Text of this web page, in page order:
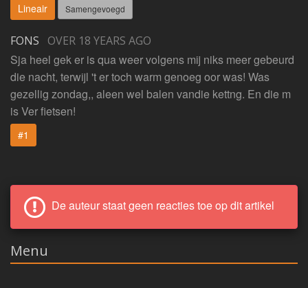
Lineair Samengevoegd
FONS OVER 18 YEARS AGO
Sja heel gek er is qua weer volgens mij niks meer gebeurd
die nacht, terwijl 't er toch warm genoeg oor was! Was
gezellig zondag,, aleen wel balen vandie kettng. En die m
is Ver fietsen!
#1
De auteur staat geen reacties toe op dit artikel
Menu